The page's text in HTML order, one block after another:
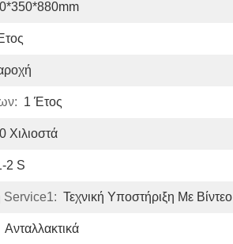
1 Έτος
Χιλιοστά
2 S
Service1: Τεχνική Υποστήριξη Με Βίντεο
Ανταλλακτικά